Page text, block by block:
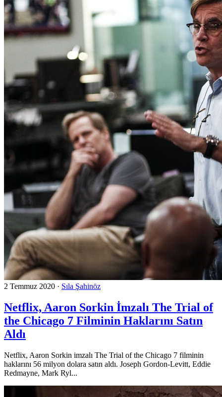
2 Temmuz 2020 · Sıla Şahinöz
Netflix, Aaron Sorkin İmzalı The Trial of
the Chicago 7 Filminin Haklarını Satın
Aldı
Netflix, Aaron Sorkin imzalı The Trial of the Chicago 7 filminin
haklarını 56 milyon dolara satın aldı. Joseph Gordon-Levitt, Eddie
Redmayne, Mark Ryl...